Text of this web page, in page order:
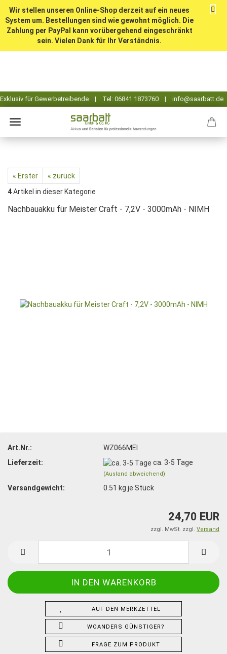
Wir stellen unseren Online-Shop derzeit auf ein neues
System um. Bestellungen sind wie gewohnt möglich. Die
Zahlung per PayPal kann vorübergehend eingeschränkt
sein. Vielen Dank für Ihr Verständnis.
« Erster
« zurück
4Artikel in dieser Kategorie
Nachbauakku für Meister Craft - 7,2V - 3000mAh - NIMH
Art.Nr.:
WZ066MEI
Lieferzeit:
ca. 3-5 Tage
(Ausland abweichend)
Versandgewicht: 0.51 kg je Stück
24,70 EUR
zzgl. MwSt. zzgl. Versand
AUF DEN MERKZETTEL
WOANDERS GÜNSTIGER?
FRAGE ZUM PRODUKT